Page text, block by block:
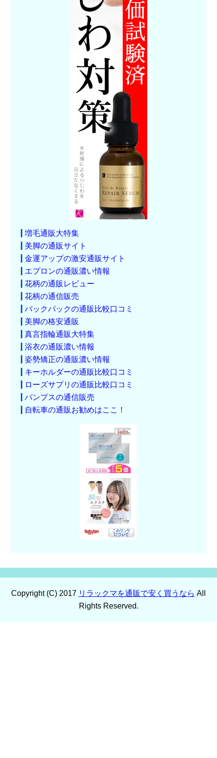
増毛通販大特集
美脚の通販サイト
金運アップの激安通販サイト
エプロンの通販濃い情報
花柄の通販レビュー
花柄の通信販売
バックパックの通販比較口コミ
美脚の格安通販
真言指輪通販大特集
浴衣の通販濃い情報
姿勢矯正の通販濃い情報
キーホルダーの通販比較口コミ
ローズサプリの通販比較口コミ
パンプスの通信販売
自転車の通販お勧めはここ！
Copyright (C) 2017 リラックマを通販で安く買うなら All
Rights Reserved.